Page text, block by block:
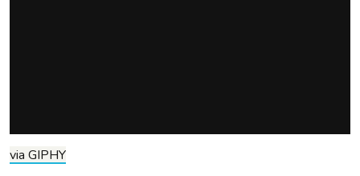
via GIPHY